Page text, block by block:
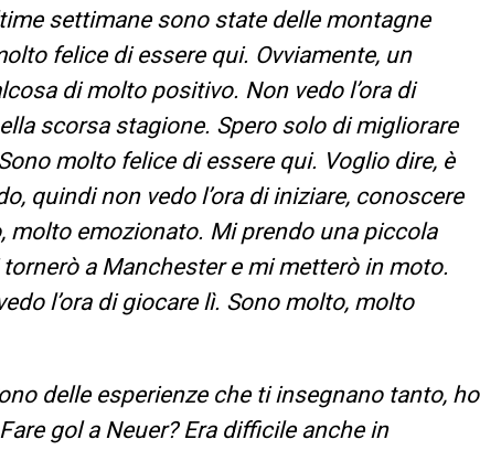
settimane sono state delle montagne
felice di essere qui. Ovviamente, un
di molto positivo. Non vedo l’ora di
scorsa stagione. Spero solo di migliorare
molto felice di essere qui. Voglio dire, è
quindi non vedo l’ora di iniziare, conoscere
emozionato. Mi prendo una piccola
a Manchester e mi metterò in moto.
l’ora di giocare lì. Sono molto, molto
delle esperienze che ti insegnano tanto, ho
gol a Neuer? Era difficile anche in